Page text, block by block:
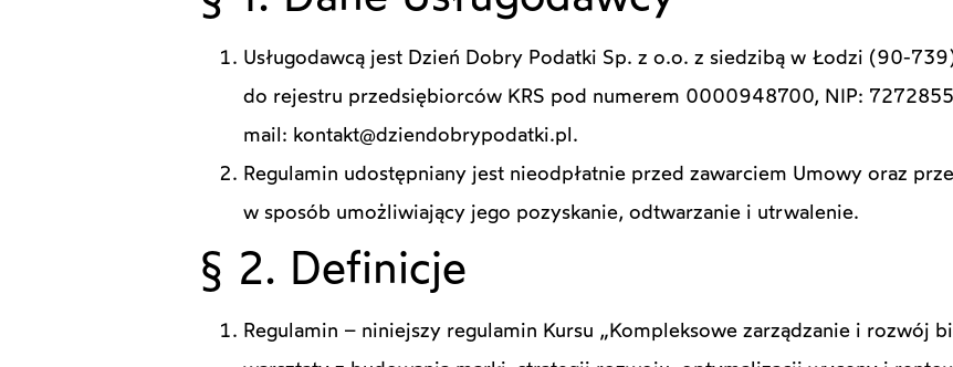
Usługodawcą jest Dzień Dobry Podatki Sp. z o.o. z siedzibą w Łodzi (90-
do rejestru przedsiębiorców KRS pod numerem 0000948700, NIP:
mail: kontakt@dziendobrypodatki.pl.
Regulamin udostępniany jest nieodpłatnie przed zawarciem Umowy oraz
w sposób umożliwiający jego pozyskanie, odtwarzanie i utrwalenie.
§ 2. Definicje
Regulamin – niniejszy regulamin Kursu „Kompleksowe zarządzanie i rozwój